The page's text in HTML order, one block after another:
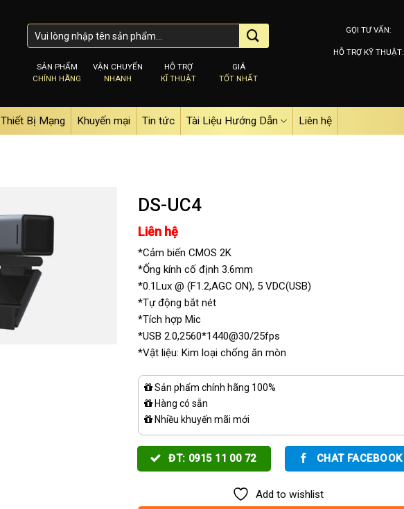
SẢN PHẨM
CHÍNH HÃNG
VẬN CHUYỂN
NHANH
HỖ TRỢ
KĨ THUẬT
GIÁ
TỐT NHẤT
GỌI TƯ VẤN:
HỖ TRỢ KỸ THUẬT:
Thiết Bị Mạng Khuyến mại Tin tức Tài Liệu Hướng Dẫn Liên hệ
DS-UC4
Liên hệ
*Cảm biến CMOS 2K
*Ống kính cố định 3.6mm
*0.1Lux @ (F1.2,AGC ON), 5 VDC(USB)
*Tự động bắt nét
*Tích hợp Mic
*USB 2.0,2560*1440@30/25fps
*Vật liệu: Kim loại chống ăn mòn
Sản phẩm chính hãng 100%
Hàng có sẵn
Nhiều khuyến mãi mới
ĐT: 0915 11 00 72 CHAT FACEBOOK
Add to wishlist